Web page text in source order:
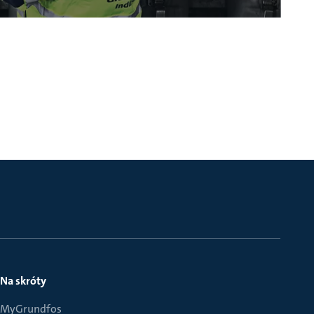
Na skróty
MyGrundfos